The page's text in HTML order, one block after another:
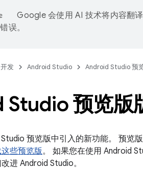
Google 会使用 AI 技术将内容翻译
误。
开发 Android Studio Android Studio 预
预览版
预览版中引入的新功能。 预览
些预览版。 如果您在使用 Android
进 Android Studio。